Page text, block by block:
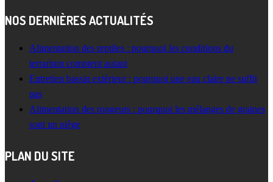
NOS DERNIÈRES ACTUALITÉS
Alimentation des reptiles : pourquoi les conditions du
terrarium comptent autant
Entretien bassin extérieur : pourquoi une eau claire ne suffit
pas
Alimentation des rongeurs : pourquoi les mélanges de graines
sont un piège
PLAN DU SITE